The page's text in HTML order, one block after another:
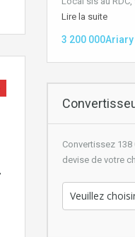
Lire la suite
3 200
Convertissez 138
devise de votre